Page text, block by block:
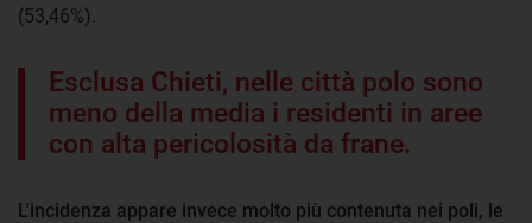
(53,46%).
Esclusa Chieti, nelle città polo sono
meno della media i residenti in aree
con alta pericolosità da frane.
L'incidenza appare invece molto più contenuta nei poli, le